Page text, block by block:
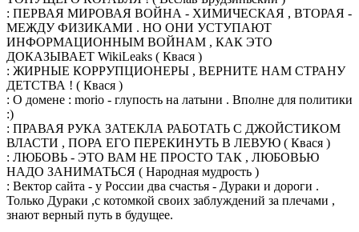
: ПЕРВАЯ МИРОВАЯ ВОЙНА - ХИМИЧЕСКАЯ , ВТОРАЯ -
МЕЖДУ ФИЗИКАМИ . НО ОНИ УСТУПАЮТ
ИНФОРМАЦИОННЫМ ВОЙНАМ , КАК ЭТО
ДОКАЗЫВАЕТ WikiLeаks ( Квася )
: ЖИРНЫЕ КОРРУПЦИОНЕРЫ , ВЕРНИТЕ НАМ СТРАНУ
ДЕТСТВА ! ( Квася )
: О домене : morio - глупость на латыни . Вполне для политики
:)
: ПРАВАЯ РУКА ЗАТЕКЛА РАБОТАТЬ С ДЖОЙСТИКОМ
ВЛАСТИ , ПОРА ЕГО ПЕРЕКИНУТЬ В ЛЕВУЮ ( Квася )
: ЛЮБОВЬ - ЭТО ВАМ НЕ ПРОСТО ТАК , ЛЮБОВЬЮ
НАДО ЗАНИМАТЬСЯ ( Народная мудрость )
: Вектор сайта - у России два счастья - Дураки и дороги .
Только Дураки ,с котомкой своих заблуждений за плечами ,
знают верный путь в будущее.